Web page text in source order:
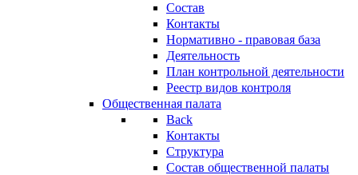
Состав
Контакты
Нормативно - правовая база
Деятельность
План контрольной деятельности
Реестр видов контроля
Общественная палата
Back
Контакты
Структура
Состав общественной палаты